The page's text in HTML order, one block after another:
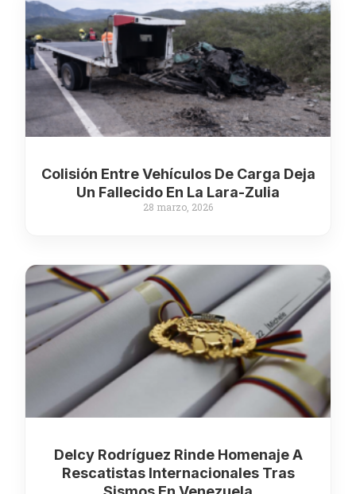
Colisión Entre Vehículos De Carga Deja
Un Fallecido En La Lara-Zulia
28 marzo, 2026
Delcy Rodríguez Rinde Homenaje A
Rescatistas Internacionales Tras